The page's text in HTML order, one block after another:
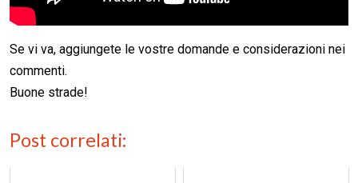
Se vi va, aggiungete le vostre domande e considerazioni nei
commenti.
Buone strade!
Post correlati: